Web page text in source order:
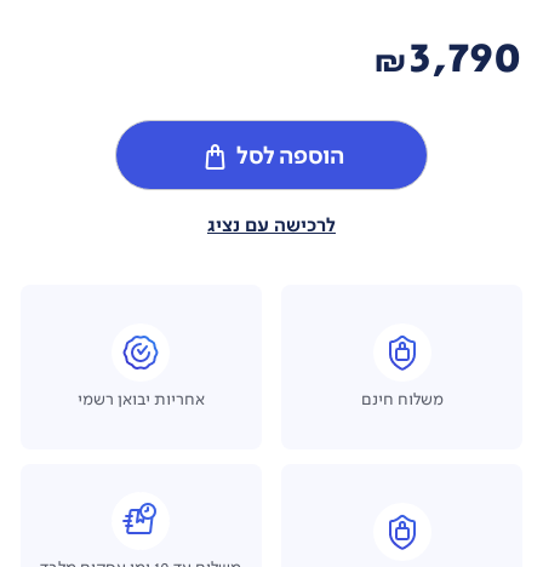
3,790
₪
הוספה לסל
לרכישה עם נציג
משלוח חינם אחריות יבואן רשמי